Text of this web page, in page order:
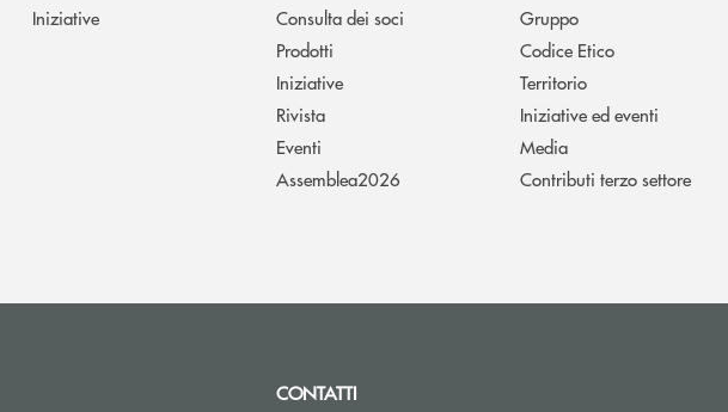
Iniziative
Consulta dei soci
Prodotti
Iniziative
Rivista
Eventi
Assemblea2026
Gruppo
Codice Etico
Territorio
Iniziative ed eventi
Media
Contributi terzo settore
CONTATTI